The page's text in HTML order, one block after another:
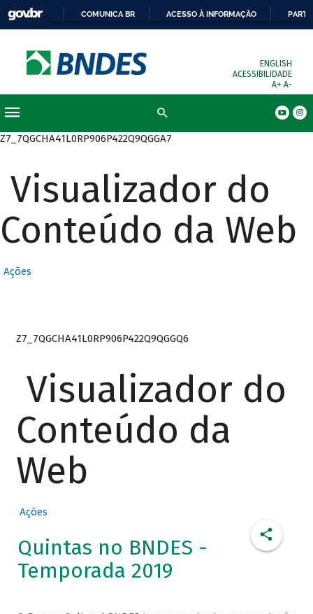
COMUNICA BR ACESSO À INFORMAÇÃO
ENGLISH
ACESSIBILIDADE
A+ A-
Z7_7QGCHA41L0RP906P422Q9QGGA7
Visualizador do
Conteúdo da Web
Ações
Z7_7QGCHA41L0RP906P422Q9QGGQ6
Visualizador do
Conteúdo da
Web
Ações
Quintas no BNDES -
Temporada 2019